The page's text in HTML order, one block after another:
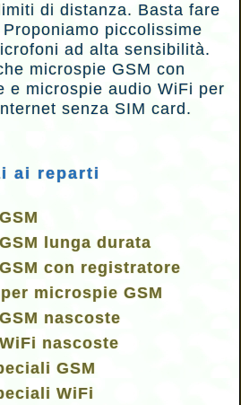
di distanza. Basta fare
piccolissime
ad alta sensibilità.
microspie GSM con
e microspie audio WiFi per
senza SIM card.
ai reparti
lunga durata
con registratore
microspie GSM
nascoste
nascoste
GSM
WiFi